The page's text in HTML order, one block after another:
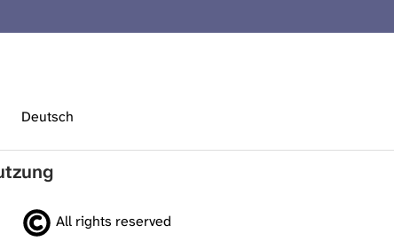
Deutsch
All rights reserved